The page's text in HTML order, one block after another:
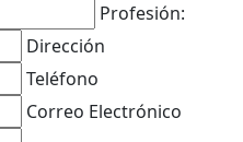
Profesión:
Dirección
Teléfono
Correo Electrónico